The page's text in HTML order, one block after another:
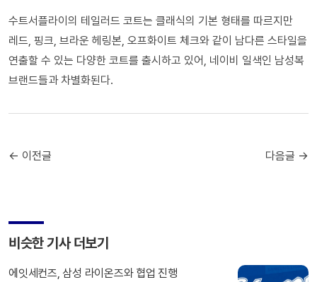
수트서플라이의 테일러드 코트는 클래식의 기본 형태를 따르지만
레드, 핑크, 브라운 헤링본, 오프화이트 체크와 같이 남다른 스타일을
연출할 수 있는 다양한 코트를 출시하고 있어, 네이비 일색인 남성복
브랜드들과 차별화된다.
← 이전글 다음글 →
비슷한 기사 더보기
에잇세컨즈, 삼성 라이온즈와 협업 진행